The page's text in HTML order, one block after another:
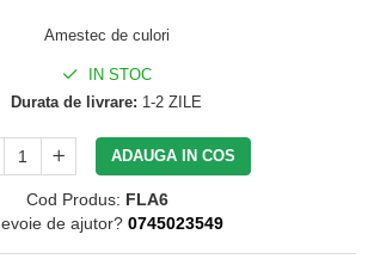
Amestec de culori
IN STOC
Durata de livrare: 1-2 ZILE
ADAUGA IN COS
Cod Produs: FLA6
de ajutor? 0745023549